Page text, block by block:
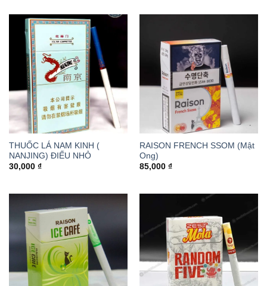
THUỐC LÁ NAM KINH (
NANJING) ĐIẾU NHỎ
30,000 ₫
RAISON FRENCH SSOM (Mật
Ong)
85,000 ₫